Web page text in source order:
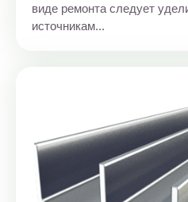
виде ремонта следует
источникам...